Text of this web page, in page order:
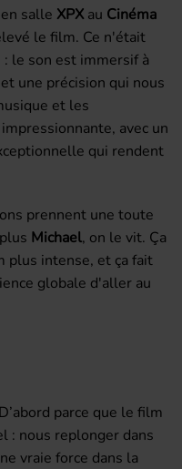
salle XPX au Cinéma
le film. Ce n'était
le son est immersif à
une précision qui nous
et les
avec un
qui rendent
prennent une toute
Michael, on le vit. Ça
plus intense, et ça fait
globale d'aller au
parce que le film
: nous replonger dans
vraie force dans la